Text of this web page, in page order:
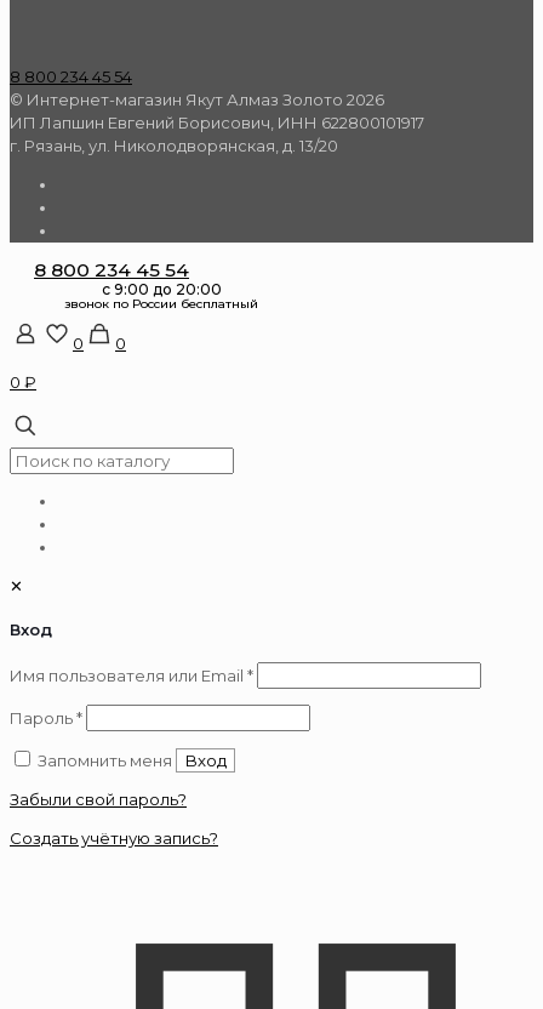
8 800 234 45 54
© Интернет-магазин Якут Алмаз Золото 2026
ИП Лапшин Евгений Борисович, ИНН 622800101917
г. Рязань, ул. Николодворянская, д. 13/20
8 800 234 45 54
0
0
0 ₽
✕
Вход
Имя пользователя или Email *Обязательно
Пароль*Обязательно
Запомнить меня
Вход
Забыли свой пароль?
Создать учётную запись?